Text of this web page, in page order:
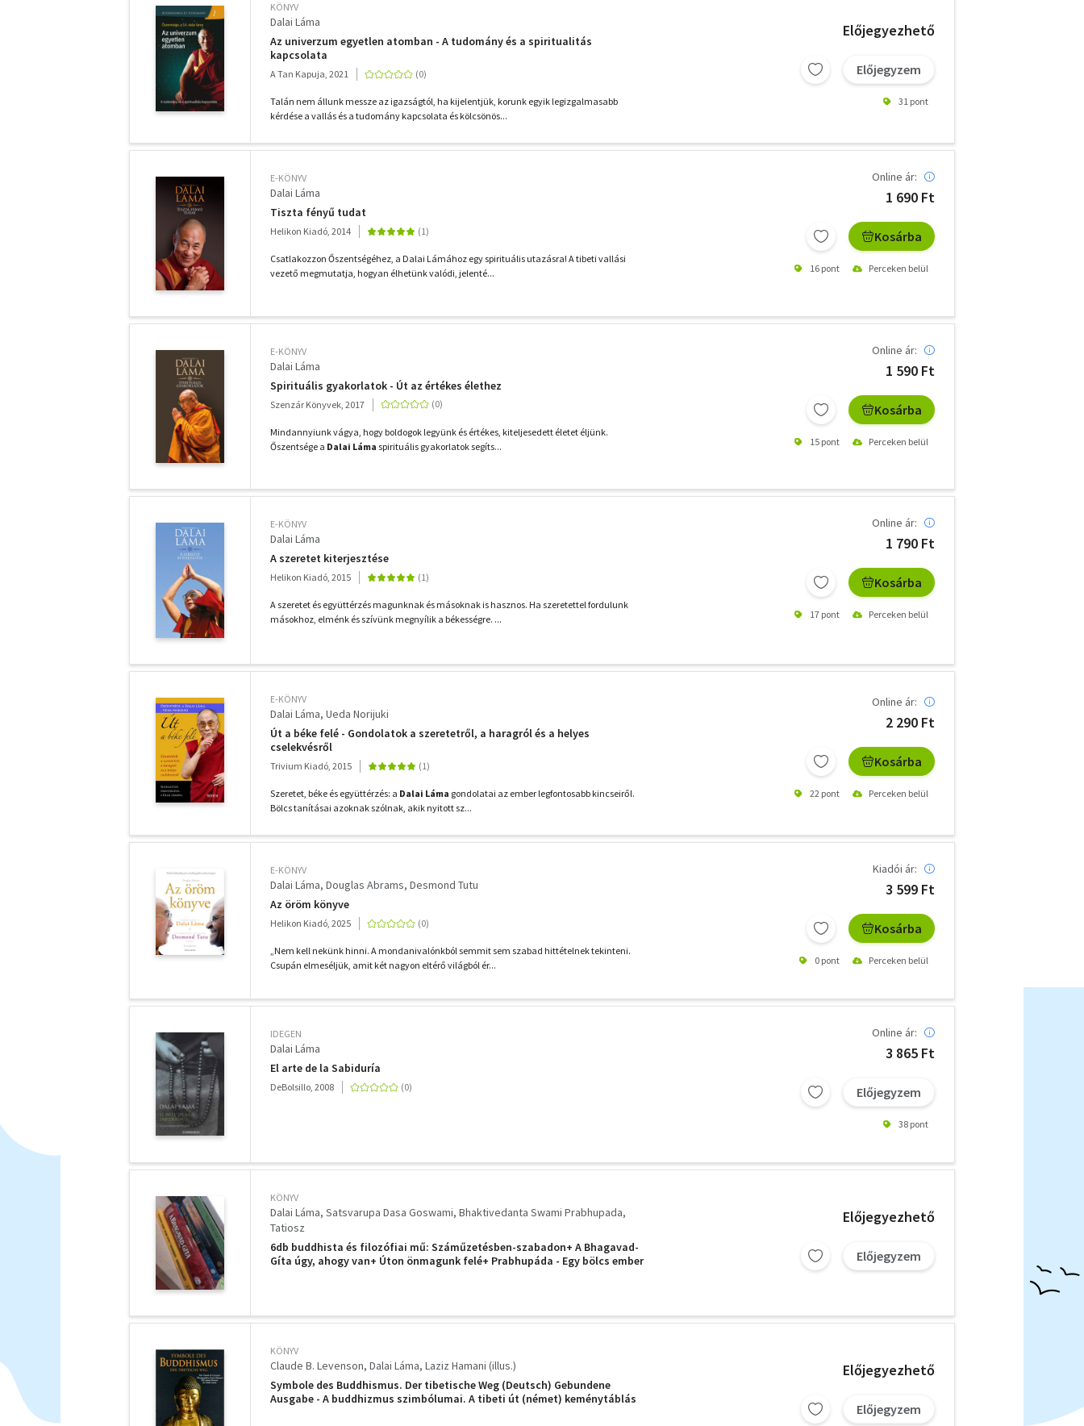
KÖNYV
Dalai Láma
Az univerzum egyetlen atomban - A tudomány és a spiritualitás
kapcsolata
A Tan Kapuja, 2021
Talán nem állunk messze az igazságtól, ha kijelentjük, korunk egyik legizgalmasabb
kérdése a vallás és a tudomány kapcsolata és kölcsönös...
Előjegyezhető
Előjegyzem
31 pont
E-KÖNYV
Dalai Láma
Tiszta fényű tudat
Helikon Kiadó, 2014
Csatlakozzon Őszentségéhez, a Dalai Lámához egy spirituális utazásra! A tibeti vallási
vezető megmutatja, hogyan élhetünk valódi, jelenté...
Online ár:
1 690 Ft
Kosárba
16 pont Perceken belül
E-KÖNYV
Dalai Láma
Spirituális gyakorlatok - Út az értékes élethez
Szenzár Könyvek, 2017
Mindannyiunk vágya, hogy boldogok legyünk és értékes, kiteljesedett életet éljünk.
Őszentsége a Dalai Láma spirituális gyakorlatok segíts...
Online ár:
1 590 Ft
Kosárba
15 pont Perceken belül
E-KÖNYV
Dalai Láma
A szeretet kiterjesztése
Helikon Kiadó, 2015
A szeretet és együttérzés magunknak és másoknak is hasznos. Ha szeretettel fordulunk
másokhoz, elménk és szívünk megnyílik a békességre. ...
Online ár:
1 790 Ft
Kosárba
17 pont Perceken belül
E-KÖNYV
Dalai Láma Ueda Norijuki
Út a béke felé - Gondolatok a szeretetről, a haragról és a helyes
cselekvésről
Trivium Kiadó, 2015
Szeretet, béke és együttérzés: a Dalai Láma gondolatai az ember legfontosabb kincseiről.
Bölcs tanításai azoknak szólnak, akik nyitott sz...
Online ár:
2 290 Ft
Kosárba
22 pont Perceken belül
E-KÖNYV
Dalai Láma Douglas Abrams Desmond Tutu
Az öröm könyve
Helikon Kiadó, 2025
„Nem kell nekünk hinni. A mondanivalónkból semmit sem szabad hittételnek tekinteni.
Csupán elmeséljük, amit két nagyon eltérő világból ér...
Kiadói ár:
3 599 Ft
Kosárba
0 pont Perceken belül
IDEGEN
Dalai Láma
El arte de la Sabiduría
DeBolsillo, 2008
Online ár:
3 865 Ft
Előjegyzem
38 pont
KÖNYV
Dalai Láma Satsvarupa Dasa Goswami Bhaktivedanta Swami Prabhupada
Tatiosz
6db buddhista és filozófiai mű: Száműzetésben-szabadon+ A Bhagavad-
Gíta úgy, ahogy van+ Úton önmagunk felé+ Prabhupáda - Egy bölcs ember
Előjegyezhető
Előjegyzem
KÖNYV
Claude B. Levenson Dalai Láma Laziz Hamani (illus.)
Symbole des Buddhismus. Der tibetische Weg (Deutsch) Gebundene
Ausgabe - A buddhizmus szimbólumai. A tibeti út (német) keménytáblás
Előjegyezhető
Előjegyzem